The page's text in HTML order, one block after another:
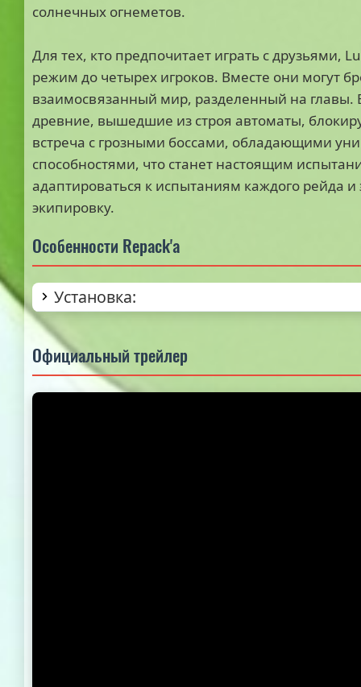
солнечных огнеметов.
Для тех, кто предпочитает играть с друзьями,
режим до четырех игроков. Вместе они могут
взаимосвязанный мир, разделенный на
древние, вышедшие из строя автоматы,
встреча с грозными боссами, обладающими
способностями, что станет настоящим
адаптироваться к испытаниям каждого рейда
экипировку.
Особенности Repack'а
Установка:
Официальный трейлер